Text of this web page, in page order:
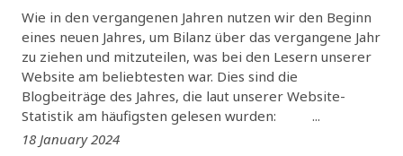
Wie in den vergangenen Jahren nutzen wir den Beginn
eines neuen Jahres, um Bilanz über das vergangene Jahr
zu ziehen und mitzuteilen, was bei den Lesern unserer
Website am beliebtesten war. Dies sind die
Blogbeiträge des Jahres, die laut unserer Website-
Statistik am häufigsten gelesen wurden: ...
18 January 2024